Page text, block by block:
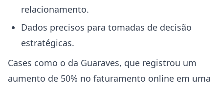
relacionamento.
Dados precisos para tomadas de decisão
estratégicas.
Cases como o da Guaraves, que registrou um
aumento de 50% no faturamento online em uma